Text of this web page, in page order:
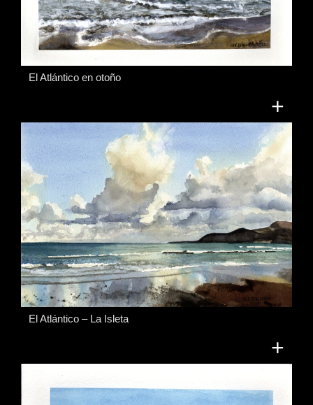
El Atlántico en otoño
+
El Atlántico – La Isleta
+